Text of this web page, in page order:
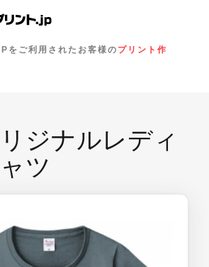
をご利用されたお客様の プリント作
ジナルレディ
ツ